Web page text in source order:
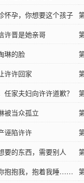
怀孕，你想要这个孩子
许晋是她亲哥
琳的脸
许许回家
家夫妇向许许道歉？
被当众孤立
诬陷许许
要的东西，需要别人
抱抱我，抱着我睡……